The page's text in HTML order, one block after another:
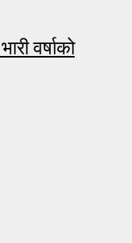
वर्षाको